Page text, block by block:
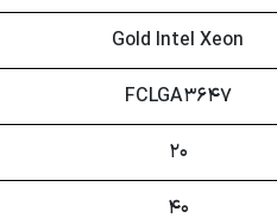
Gold Intel Xeon
FCLGA3647
20
40